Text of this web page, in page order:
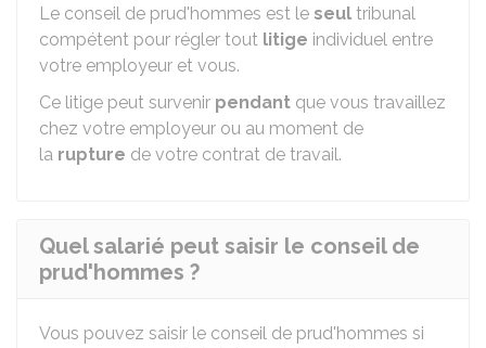
Le conseil de prud'hommes est le seul tribunal
compétent pour régler tout litige individuel entre
votre employeur et vous.
Ce litige peut survenir pendant que vous travaillez
chez votre employeur ou au moment de
la rupture de votre contrat de travail.
Quel salarié peut saisir le conseil de
prud'hommes ?
Vous pouvez saisir le conseil de prud'hommes si